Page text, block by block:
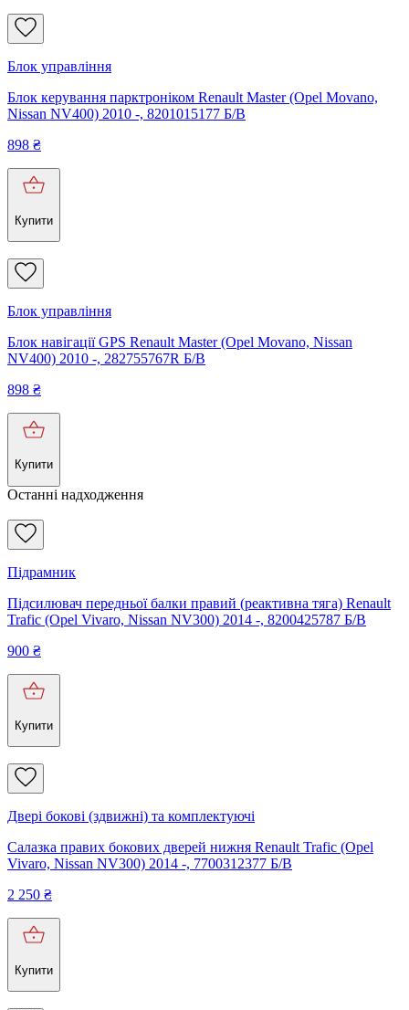
Блок управління
Блок керування парктроніком Renault Master (Opel Movano,
Nissan NV400) 2010 -, 8201015177 Б/В
898 ₴
Купити
Блок управління
Блок навігації GPS Renault Master (Opel Movano, Nissan
NV400) 2010 -, 282755767R Б/В
898 ₴
Купити
Останні надходження
Підрамник
Підсилювач передньої балки правий (реактивна тяга) Renault
Trafic (Opel Vivaro, Nissan NV300) 2014 -, 8200425787 Б/В
900 ₴
Купити
Двері бокові (здвижні) та комплектуючі
Салазка правих бокових дверей нижня Renault Trafic (Opel
Vivaro, Nissan NV300) 2014 -, 7700312377 Б/В
2 250 ₴
Купити